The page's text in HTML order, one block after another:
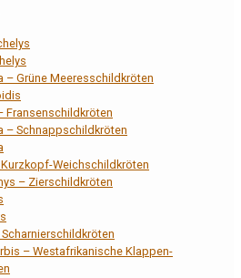
– Grüne Meeresschildkröten
Fransenschildkröten
– Schnappschildkröten
Weichschildkröten
– Zierschildkröten
– Westafrikanische Klappen-